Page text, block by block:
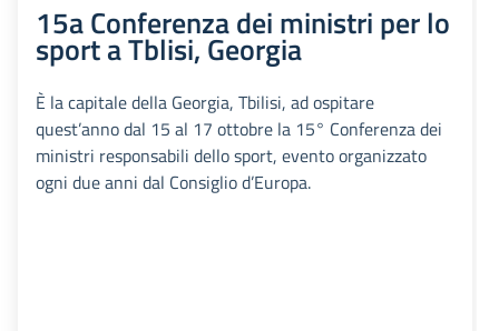
15a Conferenza dei ministri per lo
sport a Tblisi, Georgia
È la capitale della Georgia, Tbilisi, ad ospitare
quest’anno dal 15 al 17 ottobre la 15° Conferenza dei
ministri responsabili dello sport, evento organizzato
ogni due anni dal Consiglio d’Europa.